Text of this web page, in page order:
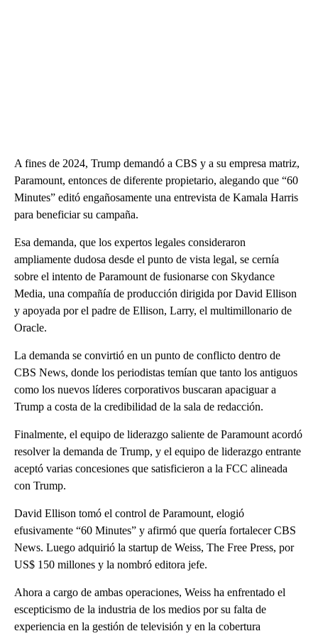
A fines de 2024, Trump demandó a CBS y a su empresa matriz,
Paramount, entonces de diferente propietario, alegando que “60
Minutes” editó engañosamente una entrevista de Kamala Harris
para beneficiar su campaña.
Esa demanda, que los expertos legales consideraron
ampliamente dudosa desde el punto de vista legal, se cernía
sobre el intento de Paramount de fusionarse con Skydance
Media, una compañía de producción dirigida por David Ellison
y apoyada por el padre de Ellison, Larry, el multimillonario de
Oracle.
La demanda se convirtió en un punto de conflicto dentro de
CBS News, donde los periodistas temían que tanto los antiguos
como los nuevos líderes corporativos buscaran apaciguar a
Trump a costa de la credibilidad de la sala de redacción.
Finalmente, el equipo de liderazgo saliente de Paramount acordó
resolver la demanda de Trump, y el equipo de liderazgo entrante
aceptó varias concesiones que satisficieron a la FCC alineada
con Trump.
David Ellison tomó el control de Paramount, elogió
efusivamente “60 Minutes” y afirmó que quería fortalecer CBS
News. Luego adquirió la startup de Weiss, The Free Press, por
US$ 150 millones y la nombró editora jefe.
Ahora a cargo de ambas operaciones, Weiss ha enfrentado el
escepticismo de la industria de los medios por su falta de
experiencia en la gestión de televisión y en la cobertura